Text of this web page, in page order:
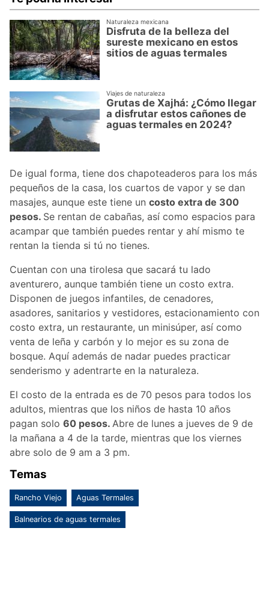
Naturaleza mexicana
Disfruta de la belleza del
sureste mexicano en estos
sitios de aguas termales
Viajes de naturaleza
Grutas de Xajhá: ¿Cómo llegar
a disfrutar estos cañones de
aguas termales en 2024?
De igual forma, tiene dos chapoteaderos para los más
pequeños de la casa, los cuartos de vapor y se dan
masajes, aunque este tiene un costo extra de 300
pesos. Se rentan de cabañas, así como espacios para
acampar que también puedes rentar y ahí mismo te
rentan la tienda si tú no tienes.
Cuentan con una tirolesa que sacará tu lado
aventurero, aunque también tiene un costo extra.
Disponen de juegos infantiles, de cenadores,
asadores, sanitarios y vestidores, estacionamiento con
costo extra, un restaurante, un minisúper, así como
venta de leña y carbón y lo mejor es su zona de
bosque. Aquí además de nadar puedes practicar
senderismo y adentrarte en la naturaleza.
El costo de la entrada es de 70 pesos para todos los
adultos, mientras que los niños de hasta 10 años
pagan solo 60 pesos. Abre de lunes a jueves de 9 de
la mañana a 4 de la tarde, mientras que los viernes
abre solo de 9 am a 3 pm.
Temas
Rancho Viejo Aguas Termales
Balnearios de aguas termales